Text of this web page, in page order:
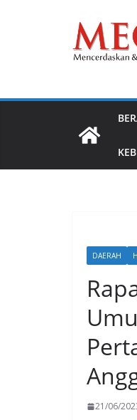
DAERAH
21/06/